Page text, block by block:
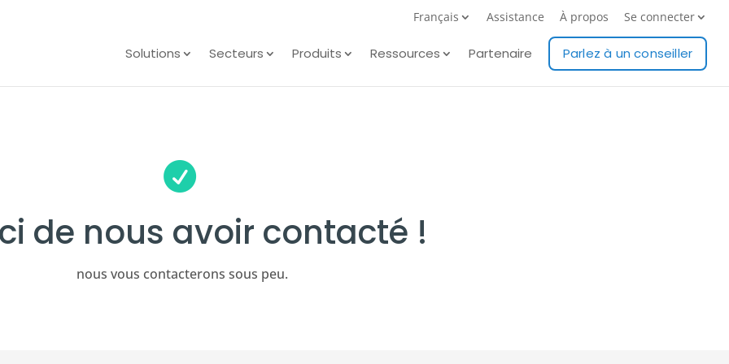
Français Assistance À propos Se connecter
Solutions Secteurs Produits Ressources Partenaire Parlez à un conseiller

de nous avoir contacté !
nous vous contacterons sous peu.